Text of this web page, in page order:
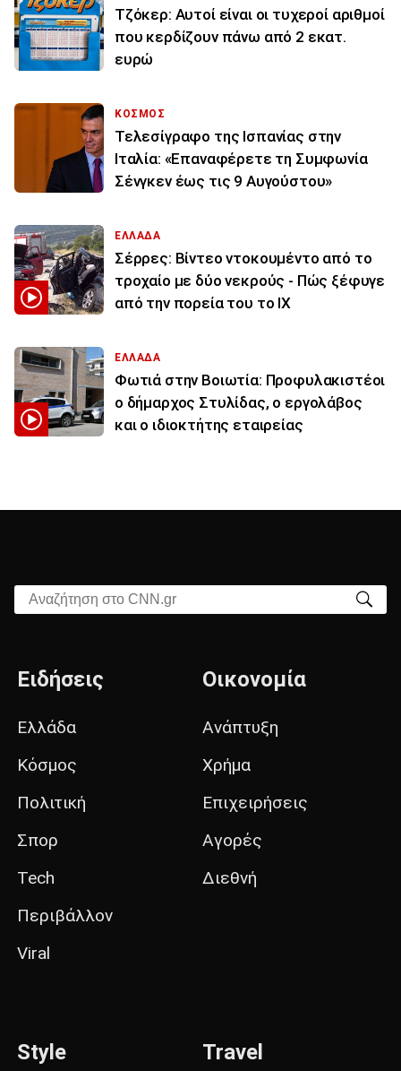
Τζόκερ: Αυτοί είναι οι τυχεροί αριθμοί
που κερδίζουν πάνω από 2 εκατ.
ευρώ
ΚΟΣΜΟΣ
Τελεσίγραφο της Ισπανίας στην
Ιταλία: «Επαναφέρετε τη Συμφωνία
Σένγκεν έως τις 9 Αυγούστου»
ΕΛΛΑΔΑ
Σέρρες: Βίντεο ντοκουμέντο από το
τροχαίο με δύο νεκρούς - Πώς ξέφυγε
από την πορεία του το ΙΧ
ΕΛΛΑΔΑ
Φωτιά στην Βοιωτία: Προφυλακιστέοι
ο δήμαρχος Στυλίδας, ο εργολάβος
και ο ιδιοκτήτης εταιρείας
Αναζήτηση στο CNN.gr
Ειδήσεις
Ελλάδα
Κόσμος
Πολιτική
Σπορ
Tech
Περιβάλλον
Viral
Οικονομία
Ανάπτυξη
Χρήμα
Επιχειρήσεις
Αγορές
Διεθνή
Style Travel